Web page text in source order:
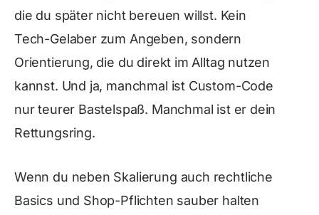
die du später nicht bereuen willst. Kein
Tech-Gelaber zum Angeben, sondern
Orientierung, die du direkt im Alltag nutzen
kannst. Und ja, manchmal ist Custom-Code
nur teurer Bastelspaß. Manchmal ist er dein
Rettungsring.
Wenn du neben Skalierung auch rechtliche
Basics und Shop-Pflichten sauber halten